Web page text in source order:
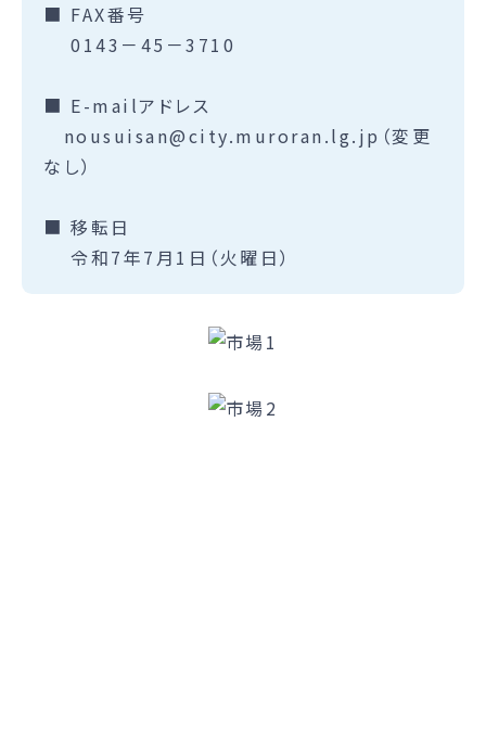
■ FAX番号
0143－45－3710
■ E-mailアドレス
nousuisan@city.muroran.lg.jp（変更
なし）
■ 移転日
令和7年7月1日（火曜日）